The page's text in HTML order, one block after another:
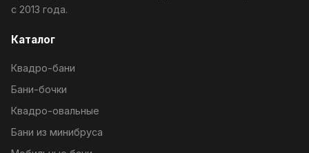
с 2013 года.
Каталог
Квадро-бани
Бани-бочки
Квадро-овальные
Бани из минибруса